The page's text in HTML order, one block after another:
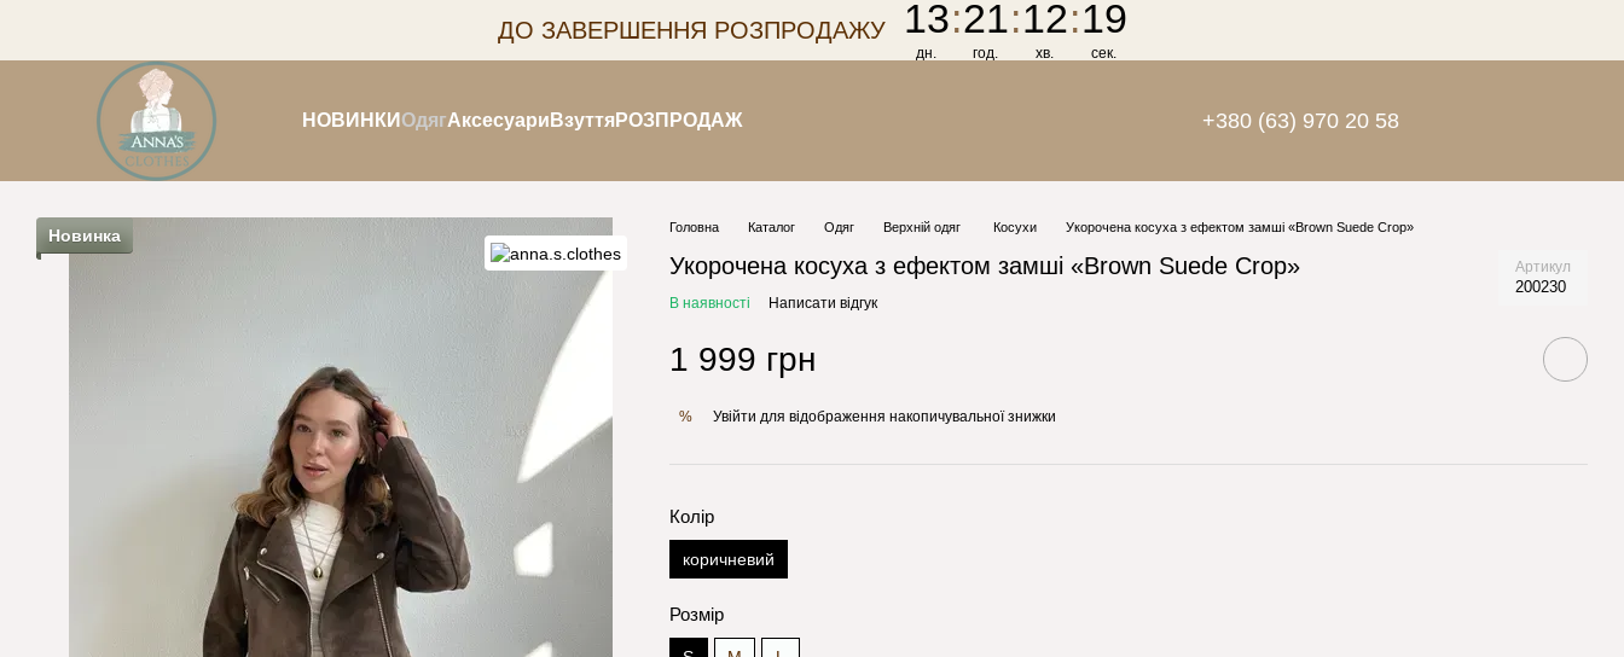
ДО ЗАВЕРШЕННЯ РОЗПРОДАЖУ 13:21:12:19
дн. год. хв. сек.
НОВИНКИ ОдягАксесуари ВзуттяРОЗПРОДАЖ +380 (63) 970 20 58
Новинка Головна Каталог Одяг Верхній одяг Косухи Укорочена косуха з ефектом замші «Brown Suede Crop»
Укорочена косуха з ефектом замші «Brown Suede Crop» Артикул
200230
В наявності Написати відгук
1 999 грн
% Увійти для відображення накопичувальної знижки
Колір
коричневий
Розмір